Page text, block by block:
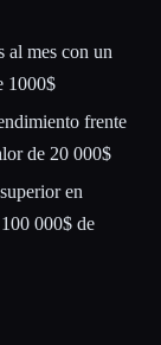
al mes con un
1000$
frente
de 20 000$
en
000$ de